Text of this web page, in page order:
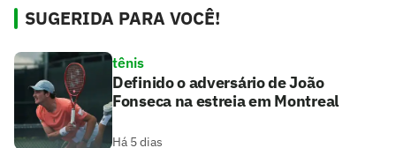
SUGERIDA PARA VOCÊ!
tênis
Definido o adversário de João
Fonseca na estreia em Montreal
Há 5 dias